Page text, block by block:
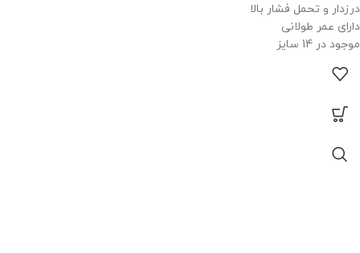
درزدار و تحمل فشار بالا
دارای عمر طولانی
موجود در 14 سایز